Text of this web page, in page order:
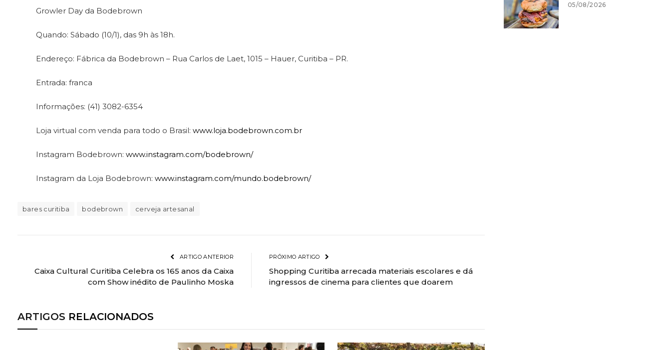
Growler Day da Bodebrown
Quando: Sábado (10/1), das 9h às 18h.
Endereço: Fábrica da Bodebrown – Rua Carlos de Laet, 1015 – Hauer, Curitiba – PR.
Entrada: franca
Informações: (41) 3082-6354
Loja virtual com venda para todo o Brasil: www.loja.bodebrown.com.br
Instagram Bodebrown: www.instagram.com/bodebrown/
Instagram da Loja Bodebrown: www.instagram.com/mundo.bodebrown/
bares curitiba bodebrown cerveja artesanal
ARTIGO ANTERIOR
Caixa Cultural Curitiba Celebra os 165 anos da Caixa
com Show inédito de Paulinho Moska
PRÓXIMO ARTIGO
Shopping Curitiba arrecada materiais escolares e dá
ingressos de cinema para clientes que doarem
ARTIGOS RELACIONADOS
05/08/2026